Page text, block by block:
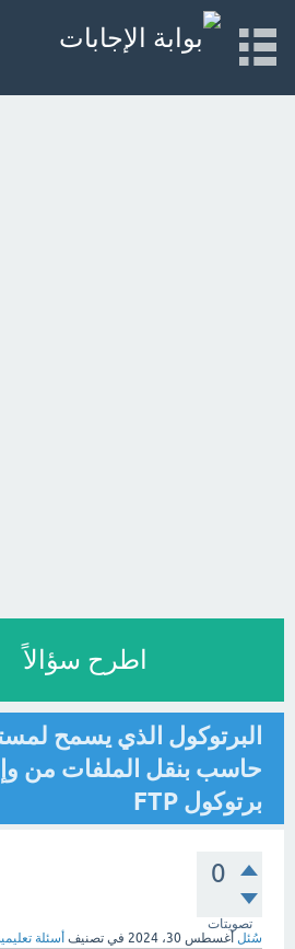
اطرح سؤالاً
البرتوكول الذي يسمح
حاسب بنقل الملفات من
برتوكول FTP
0
تصويتات
سُئل أغسطس 30، 2024 في تصنيف أسئلة